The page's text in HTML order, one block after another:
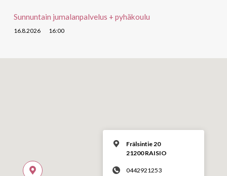
Sunnuntain jumalanpalvelus + pyhäkoulu
16.8.2026 16:00
Frälsintie 20
21200 RAISIO
0442921253